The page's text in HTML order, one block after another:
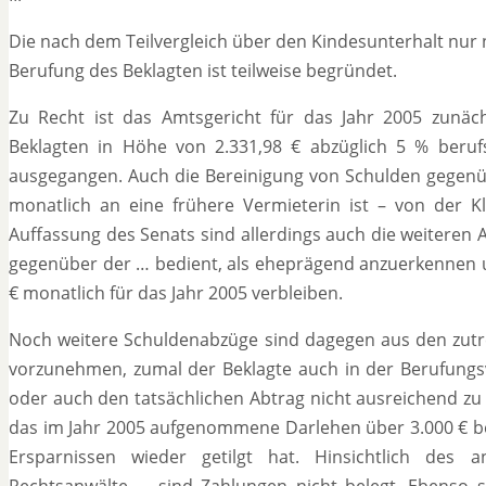
Die nach dem Teilvergleich über den Kindesunterhalt
Berufung des Beklagten ist teilweise begründet.
Zu Recht ist das Amtsgericht für das Jahr 2005
Beklagten in Höhe von 2.331,98 € abzüglich 5 %
ausgegangen. Auch die Bereinigung von Schulden
monatlich an eine frühere Vermieterin ist – von der
Auffassung des Senats sind allerdings auch die
gegenüber der … bedient, als eheprägend
€ monatlich für das Jahr 2005 verbleiben.
Noch weitere Schuldenabzüge sind dagegen aus den
vorzunehmen, zumal der Beklagte auch in der
oder auch den tatsächlichen Abtrag nicht ausreichend
das im Jahr 2005 aufgenommene Darlehen über 3.000
Ersparnissen wieder getilgt hat. Hinsichtlich des